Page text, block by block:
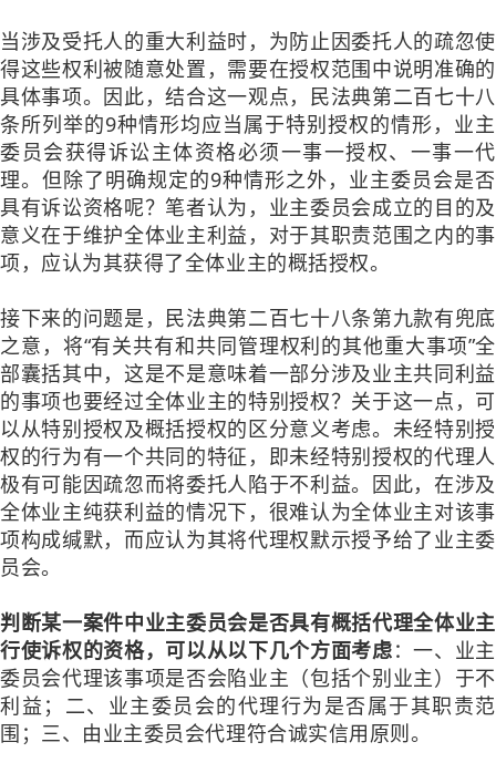
当涉及受托人的重大利益时，为防止因委托人的疏忽使
得这些权利被随意处置，需要在授权范围中说明准确的
具体事项。因此，结合这一观点，民法典第二百七十八
条所列举的9种情形均应当属于特别授权的情形，业主
委员会获得诉讼主体资格必须一事一授权、一事一代
理。但除了明确规定的9种情形之外，业主委员会是否
具有诉讼资格呢？笔者认为，业主委员会成立的目的及
意义在于维护全体业主利益，对于其职责范围之内的事
项，应认为其获得了全体业主的概括授权。
接下来的问题是，民法典第二百七十八条第九款有兜底
之意，将“有关共有和共同管理权利的其他重大事项”全
部囊括其中，这是不是意味着一部分涉及业主共同利益
的事项也要经过全体业主的特别授权？关于这一点，可
以从特别授权及概括授权的区分意义考虑。未经特别授
权的行为有一个共同的特征，即未经特别授权的代理人
极有可能因疏忽而将委托人陷于不利益。因此，在涉及
全体业主纯获利益的情况下，很难认为全体业主对该事
项构成缄默，而应认为其将代理权默示授予给了业主委
员会。
判断某一案件中业主委员会是否具有概括代理全体业主
行使诉权的资格，可以从以下几个方面考虑：一、业主
委员会代理该事项是否会陷业主（包括个别业主）于不
利益；二、业主委员会的代理行为是否属于其职责范
围；三、由业主委员会代理符合诚实信用原则。